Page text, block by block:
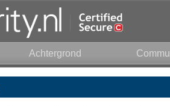
Achtergrond